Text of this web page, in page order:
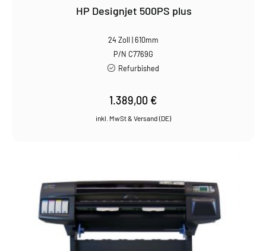
HP Designjet 500PS plus
24 Zoll | 610mm
P/N C7769G
Refurbished
1.389,00 €